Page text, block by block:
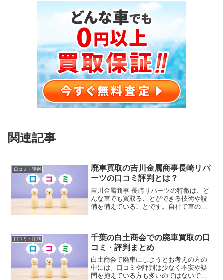
関連記事
口コミ・評判
廃車買取の吉川金属商事長崎リパ
ーツの口コミ評判とは？
吉川金属商事 長崎リパーツの特徴は、ど
んな車でも買取ることができる技術や設
備を備えていることです。自社で車の引
行うための自動車解体工場などの施設を
持っています。そのため中間業者へのマ
ージンコストを抑え、お客様の買取金額
へ還元することができています。
口コミ・評判
千葉の白土商会での廃車買取の口
コミ・評判まとめ
白土商会で廃車にしようとお考えの方の
中には、口コミや評判は少なく不安や疑
問を抱えている方も多いのではないでし